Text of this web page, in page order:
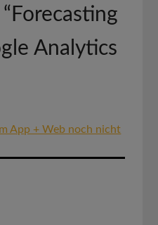
Forecasting
Analytics
App + Web noch nicht